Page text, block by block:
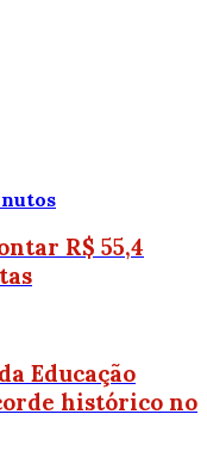
R$ 55,4
Educação
histórico no